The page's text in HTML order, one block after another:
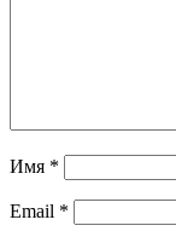
Имя *
Email *